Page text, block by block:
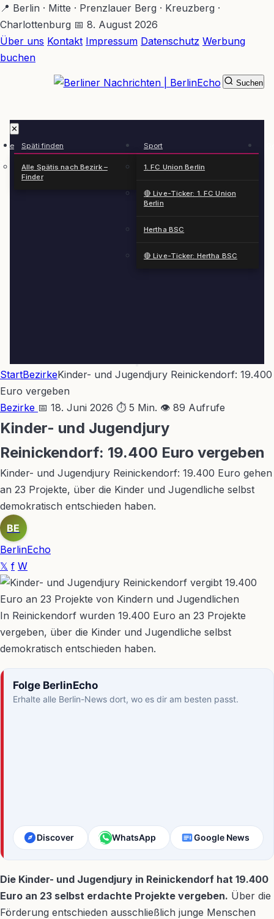
Zum
Hauptinhalt
springen
📍 Berlin · Mitte · Prenzlauer Berg · Kreuzberg ·
Charlottenburg 📅 8. August 2026
Über uns Kontakt Impressum Datenschutz Werbung
buchen
✕
Späti finden
Alle Spätis nach Bezirk –
Finder
Sport
1. FC Union Berlin
🔴 Live-Ticker: 1. FC Union
Berlin
Hertha BSC
🔴 Live-Ticker: Hertha BSC
Suchen
StartBezirkeKinder- und Jugendjury Reinickendorf: 19.400
Euro vergeben
Bezirke 📅 18. Juni 2026 ⏱ 5 Min. 👁 89 Aufrufe
Kinder- und Jugendjury
Reinickendorf: 19.400 Euro vergeben
Kinder- und Jugendjury Reinickendorf: 19.400 Euro gehen
an 23 Projekte, über die Kinder und Jugendliche selbst
demokratisch entschieden haben.
BE
BerlinEcho
𝕏 f W
In Reinickendorf wurden 19.400 Euro an 23 Projekte
vergeben, über die Kinder und Jugendliche selbst
demokratisch entschieden haben.
Folge BerlinEcho
Erhalte alle Berlin-News dort, wo es dir am besten passt.
Discover WhatsApp Google News
Die Kinder- und Jugendjury in Reinickendorf hat 19.400
Euro an 23 selbst erdachte Projekte vergeben. Über die
Förderung entschieden ausschließlich junge Menschen